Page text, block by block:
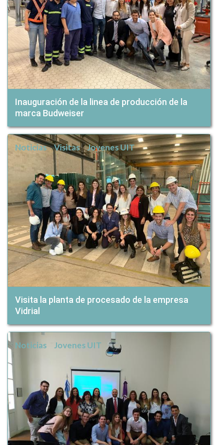
Inauguración de la linea de producción de la
marca Budweiser
Noticias Visitas Jovenes UIT
Visita la planta de procesado de la empresa
Vidrial
Noticias Jovenes UIT